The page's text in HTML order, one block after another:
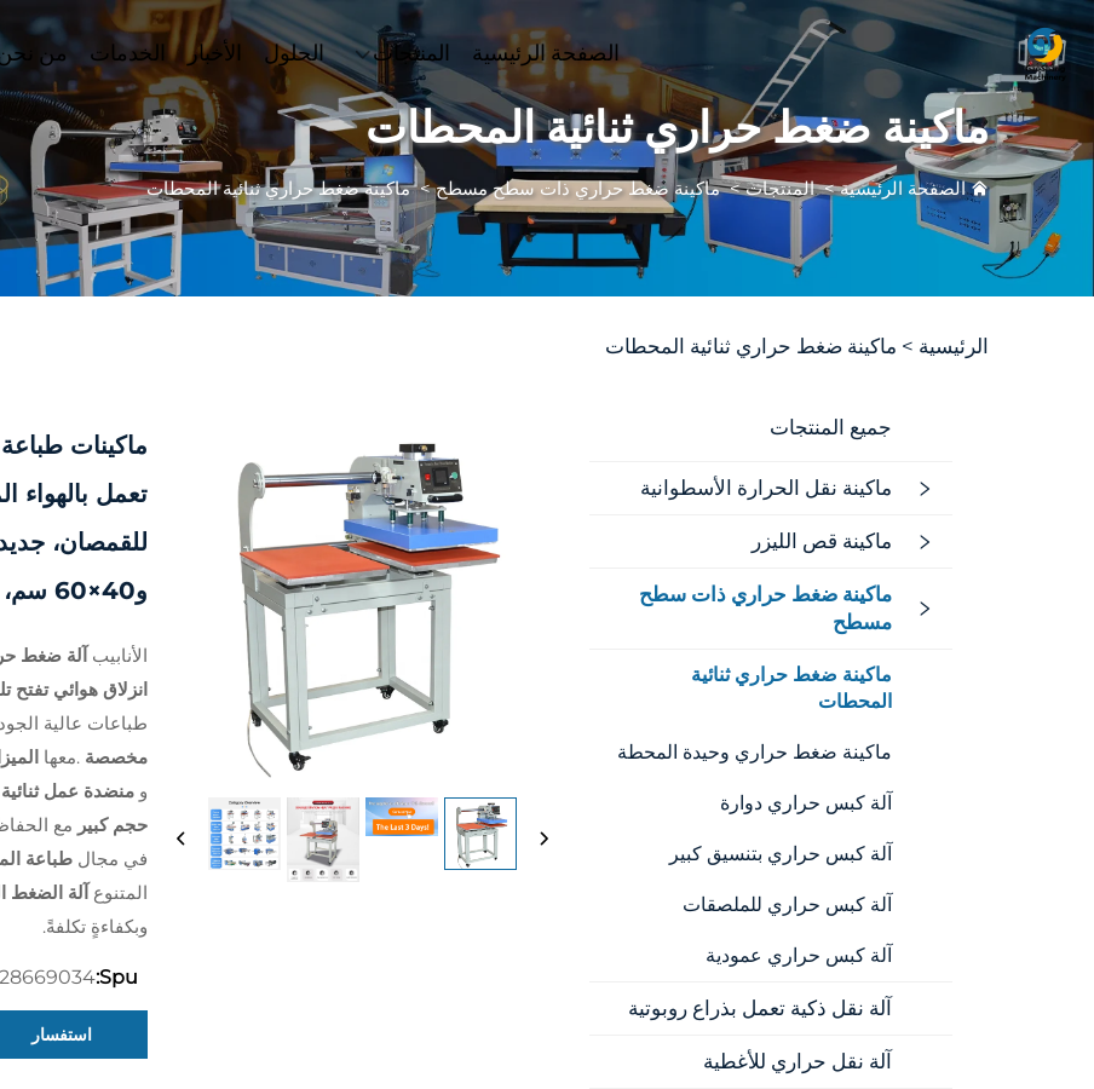
الصفحة الرئيسية المنتجات الحلول الأخبار الخدمات من
ماكينة ضغط حراري ثنائية المحطات
الصفحة الرئيسية>المنتجات>ماكينة ضغط حراري ذات سطح مسطح>ماكينة ضغط حراري ثنائية المحطات
الرئيسية > ماكينة ضغط حراري ثنائية المحطات
جميع المنتجات
ماكينة نقل الحرارة الأسطوانية
ماكينة قص الليزر
ماكينة ضغط حراري ذات سطح
مسطح
ماكينة ضغط حراري ثنائية
المحطات
ماكينة ضغط حراري وحيدة المحطة
آلة كبس حراري دوارة
آلة كبس حراري بتنسيق كبير
آلة كبس حراري للملصقات
آلة كبس حراري عمودية
آلة نقل ذكية تعمل بذراع روبوتية
آلة نقل حراري للأغطية
ماكينات
تعمل بالهواء
و40×60 سم، ماكينة طباعة مسطحة للملابس
الأنابيب
انزلاق هوائي تفتح
طباعات عالية
مخصصة .معها
و منضدة عمل
حجم كبير مع
في مجال طباعة
المتنوعآلة الضغط
وبكفاءةٍ تكلفةً.
Spu:
استفسار